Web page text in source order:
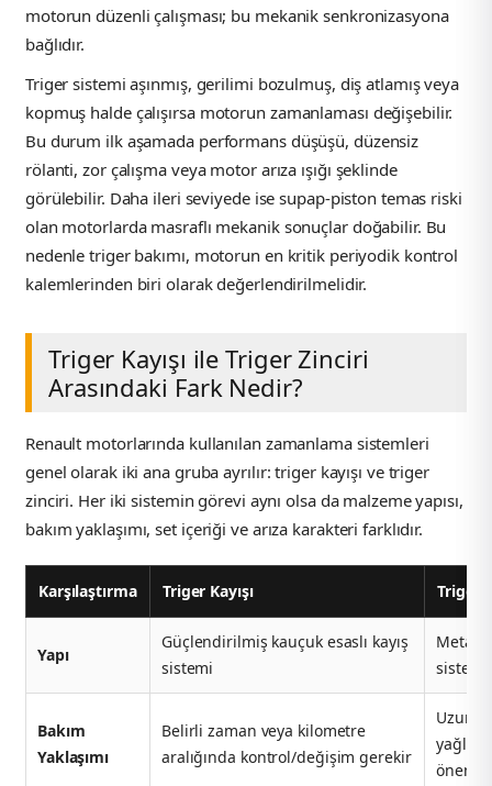
Parça
Parça
Parça
motorun düzenli çalışması; bu mekanik senkronizasyona
bağlıdır.
Triger sistemi aşınmış, gerilimi bozulmuş, diş atlamış veya
kopmuş halde çalışırsa motorun zamanlaması değişebilir.
Bu durum ilk aşamada performans düşüşü, düzensiz
rölanti, zor çalışma veya motor arıza ışığı şeklinde
görülebilir. Daha ileri seviyede ise supap-piston temas riski
olan motorlarda masraflı mekanik sonuçlar doğabilir. Bu
nedenle triger bakımı, motorun en kritik periyodik kontrol
kalemlerinden biri olarak değerlendirilmelidir.
Triger Kayışı ile Triger Zinciri
Arasındaki Fark Nedir?
Renault motorlarında kullanılan zamanlama sistemleri
genel olarak iki ana gruba ayrılır: triger kayışı ve triger
zinciri. Her iki sistemin görevi aynı olsa da malzeme yapısı,
bakım yaklaşımı, set içeriği ve arıza karakteri farklıdır.
Karşılaştırma Triger Kayışı Triger
Yapı
Güçlendirilmiş kauçuk esaslı kayış
sistemi
Metal
sistemi
Bakım
Yaklaşımı
Belirli zaman veya kilometre
aralığında kontrol/değişim gerekir
Uzun